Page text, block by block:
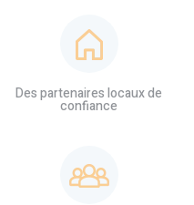
Des partenaires locaux de
confiance